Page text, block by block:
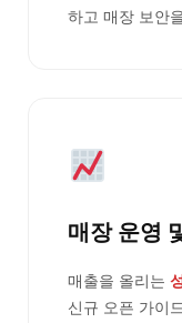
하고 매장 보안
매장 운영
매출을 올리는
신규 오픈 가이